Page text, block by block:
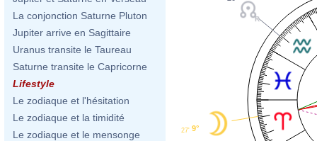
La conjonction Saturne Pluton
Jupiter arrive en Sagittaire
Uranus transite le Taureau
Saturne transite le Capricorne
Lifestyle
Le zodiaque et l'hésitation
Le zodiaque et la timidité
Le zodiaque et le mensonge
9°
27'